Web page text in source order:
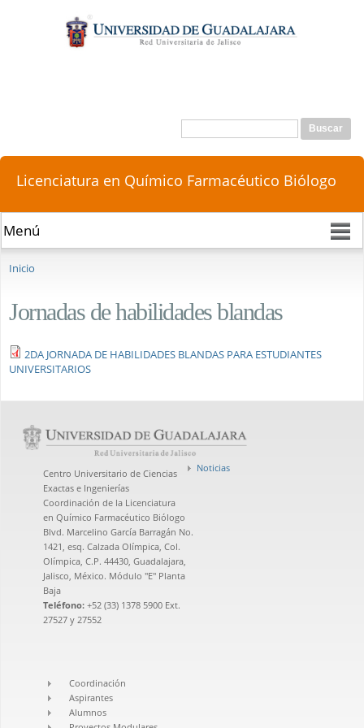
contenido
principal
Formulario de búsqueda
Buscar
Licenciatura en Químico Farmacéutico Biólogo
Inicio
Jornadas de habilidades blandas
2DA JORNADA DE HABILIDADES BLANDAS PARA ESTUDIANTES
UNIVERSITARIOS
Centro Universitario de Ciencias
Exactas e Ingenierías
Coordinación de la Licenciatura
en Químico Farmacéutico Biólogo
Blvd. Marcelino García Barragán No.
1421, esq. Calzada Olímpica, Col.
Olímpica, C.P. 44430, Guadalajara,
Jalisco, México. Módulo "E" Planta
Baja
Teléfono: +52 (33) 1378 5900 Ext.
27527 y 27552
Noticias
Coordinación
Aspirantes
Alumnos